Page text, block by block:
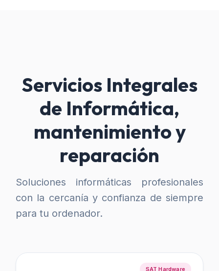
Servicios Integrales
de Informática,
mantenimiento y
reparación
Soluciones informáticas profesionales
con la cercanía y confianza de siempre
para tu ordenador.
SAT Hardware